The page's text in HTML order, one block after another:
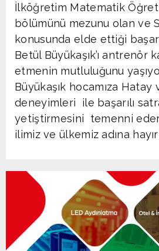
İlköğretim Matematik
bölümünü mezunu olan ve
konusunda elde ettiği
Betül Büyükaşık’ı antrenör
etmenin mutluluğunu
Büyükaşık hocamıza Hatay
deneyimleri ile başarılı
yetiştirmesini temenni
ilimiz ve ülkemiz adına